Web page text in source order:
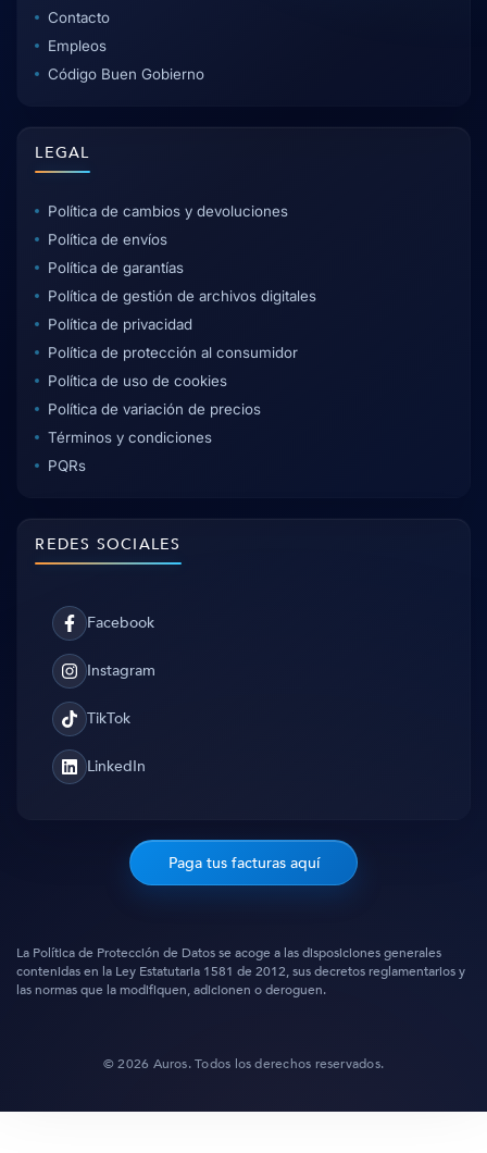
Contacto
Empleos
Código Buen Gobierno
LEGAL
Política de cambios y devoluciones
Política de envíos
Política de garantías
Política de gestión de archivos digitales
Política de privacidad
Política de protección al consumidor
Política de uso de cookies
Política de variación de precios
Términos y condiciones
PQRs
REDES SOCIALES
Facebook
Facebook
Instagram
Instagram
TikTokTikTok
Translation
missing:
LinkedIn
Paga tus facturas aquí
La Política de Protección de Datos se acoge a las disposiciones generales
contenidas en la Ley Estatutaria 1581 de 2012, sus decretos reglamentarios y
las normas que la modifiquen, adicionen o deroguen.
© 2026 Auros. Todos los derechos reservados.